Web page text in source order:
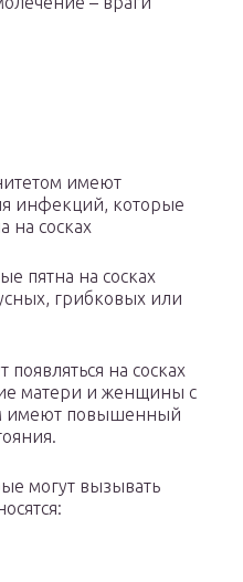
имеют
инфекций, которые
на сосках
пятна на сосках
грибковых или
на сосках
матери и женщины с
имеют повышенный
могут вызывать